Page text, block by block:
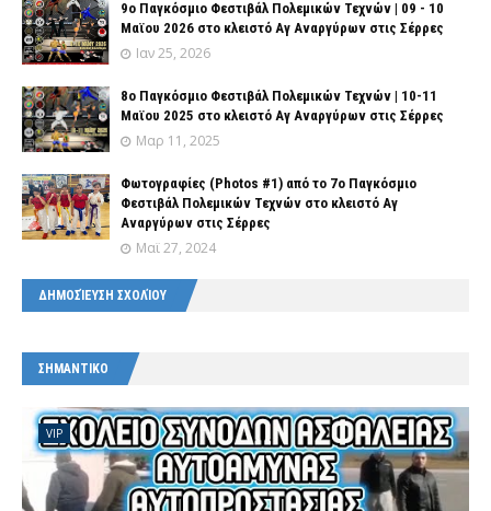
9o Παγκόσμιο Φεστιβάλ Πολεμικών Τεχνών | 09 - 10
Μαϊου 2026 στο κλειστό Αγ Αναργύρων στις Σέρρες
Ιαν 25, 2026
8o Παγκόσμιο Φεστιβάλ Πολεμικών Τεχνών | 10-11
Μαϊου 2025 στο κλειστό Αγ Αναργύρων στις Σέρρες
Μαρ 11, 2025
Φωτογραφίες (Photos #1) από το 7o Παγκόσμιο
Φεστιβάλ Πολεμικών Τεχνών στο κλειστό Αγ
Αναργύρων στις Σέρρες
Μαϊ 27, 2024
ΔΗΜΟΣΊΕΥΣΗ ΣΧΟΛΊΟΥ
ΣΗΜΑΝΤΙΚΟ
VIP